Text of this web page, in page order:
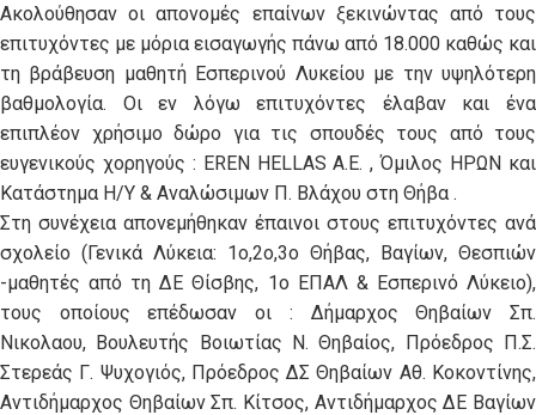
Ακολούθησαν οι απονομές επαίνων ξεκινώντας από τους
επιτυχόντες με μόρια εισαγωγής πάνω από 18.000 καθώς και
τη βράβευση μαθητή Εσπερινού Λυκείου με την υψηλότερη
βαθμολογία. Οι εν λόγω επιτυχόντες έλαβαν και ένα
επιπλέον χρήσιμο δώρο για τις σπουδές τους από τους
ευγενικούς χορηγούς : EREN HELLAS A.E. , Όμιλος ΗΡΩΝ και
Κατάστημα Η/Υ & Αναλώσιμων Π. Βλάχου στη Θήβα .
Στη συνέχεια απονεμήθηκαν έπαινοι στους επιτυχόντες ανά
σχολείο (Γενικά Λύκεια: 1ο,2ο,3ο Θήβας, Βαγίων, Θεσπιών
-μαθητές από τη ΔΕ Θίσβης, 1ο ΕΠΑΛ & Εσπερινό Λύκειο),
τους οποίους επέδωσαν οι : Δήμαρχος Θηβαίων Σπ.
Νικολαου, Βουλευτής Βοιωτίας Ν. Θηβαίος, Πρόεδρος Π.Σ.
Στερεάς Γ. Ψυχογιός, Πρόεδρος ΔΣ Θηβαίων Αθ. Κοκοντίνης,
Αντιδήμαρχος Θηβαίων Σπ. Κίτσος, Αντιδήμαρχος ΔΕ Βαγίων